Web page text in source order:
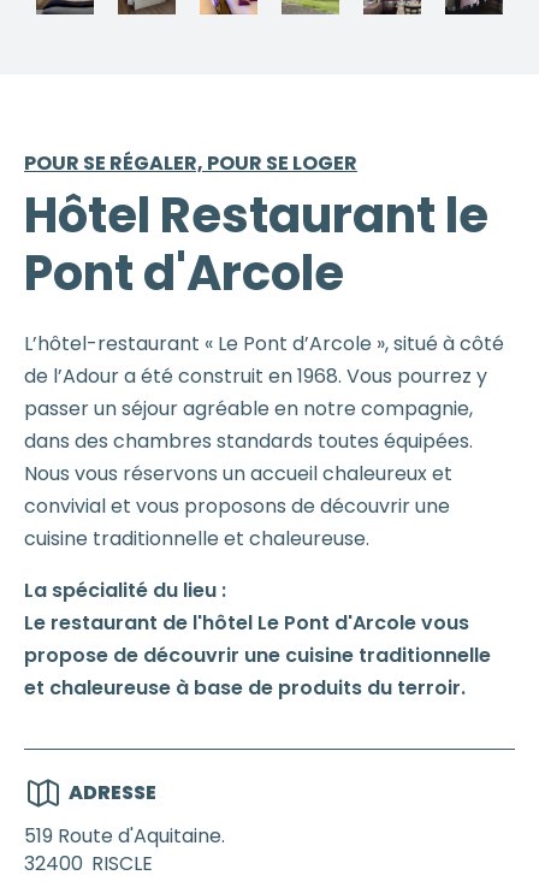
POUR SE RÉGALER, POUR SE LOGER
Hôtel Restaurant le
Pont d'Arcole
L’hôtel-restaurant « Le Pont d’Arcole », situé à côté
de l’Adour a été construit en 1968. Vous pourrez y
passer un séjour agréable en notre compagnie,
dans des chambres standards toutes équipées.
Nous vous réservons un accueil chaleureux et
convivial et vous proposons de découvrir une
cuisine traditionnelle et chaleureuse.
La spécialité du lieu :
Le restaurant de l'hôtel Le Pont d'Arcole vous
propose de découvrir une cuisine traditionnelle
et chaleureuse à base de produits du terroir.
ADRESSE
519 Route d'Aquitaine.
32400 RISCLE